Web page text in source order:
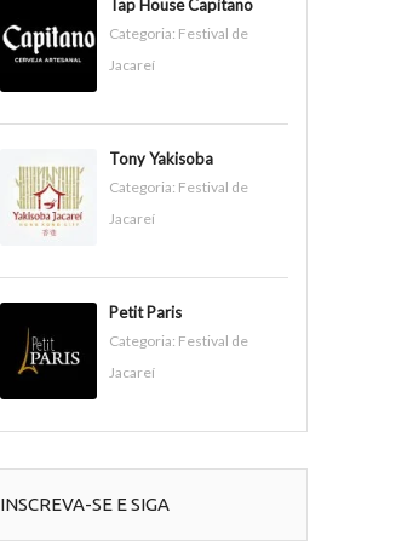
Tap House Capitano
Categoria: Festival de
Jacareí
Tony Yakisoba
Categoria: Festival de
Jacareí
Petit Paris
Categoria: Festival de
Jacareí
INSCREVA-SE E SIGA